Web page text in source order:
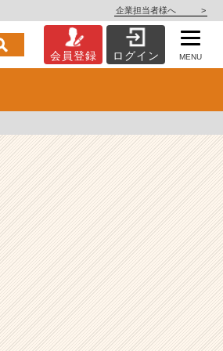
企業担当者様へ >
会員登録 ログイン MENU